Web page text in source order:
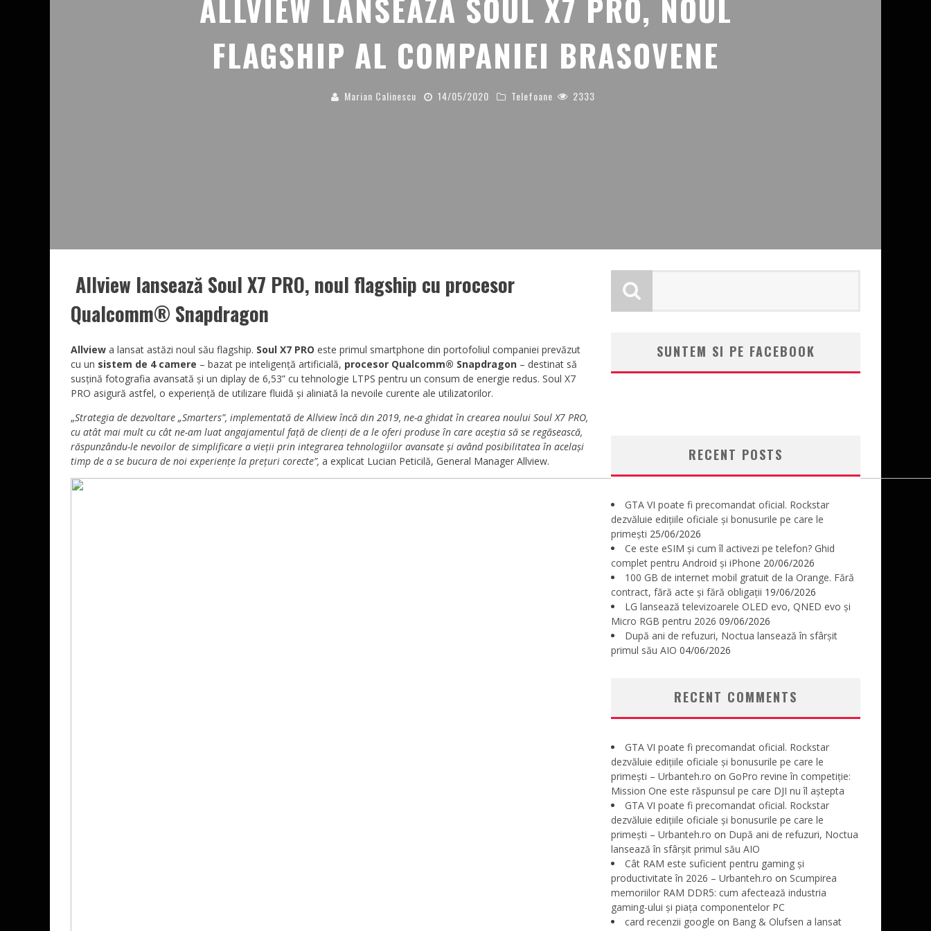
ALLVIEW LANSEAZĂ SOUL X7 PRO, NOUL
FLAGSHIP AL COMPANIEI BRASOVENE
Marian Calinescu 14/05/2020 Telefoane 2333
Allview lansează Soul X7 PRO, noul flagship cu procesor
Qualcomm® Snapdragon
Allview a lansat astăzi noul său flagship. Soul X7 PRO este primul smartphone din portofoliul companiei prevăzut
cu un sistem de 4 camere – bazat pe inteligență artificială, procesor Qualcomm® Snapdragon – destinat să
susțină fotografia avansată și un diplay de 6,53” cu tehnologie LTPS pentru un consum de energie redus. Soul X7
PRO asigură astfel, o experiență de utilizare fluidă și aliniată la nevoile curente ale utilizatorilor.
„Strategia de dezvoltare „Smarters”, implementată de Allview încă din 2019, ne-a ghidat în crearea noului Soul X7 PRO,
cu atât mai mult cu cât ne-am luat angajamentul față de clienți de a le oferi produse în care aceștia să se regăsească,
răspunzându-le nevoilor de simplificare a vieții prin integrarea tehnologiilor avansate și având posibilitatea în același
timp de a se bucura de noi experiențe la prețuri corecte”, a explicat Lucian Peticilă, General Manager Allview.
SUNTEM SI PE FACEBOOK
RECENT POSTS
GTA VI poate fi precomandat oficial. Rockstar
dezvăluie edițiile oficiale și bonusurile pe care le
primești 25/06/2026
Ce este eSIM și cum îl activezi pe telefon? Ghid
complet pentru Android și iPhone 20/06/2026
100 GB de internet mobil gratuit de la Orange. Fără
contract, fără acte și fără obligații 19/06/2026
LG lansează televizoarele OLED evo, QNED evo și
Micro RGB pentru 2026 09/06/2026
După ani de refuzuri, Noctua lansează în sfârșit
primul său AIO 04/06/2026
RECENT COMMENTS
GTA VI poate fi precomandat oficial. Rockstar
dezvăluie edițiile oficiale și bonusurile pe care le
primești – Urbanteh.ro on GoPro revine în competiție:
Mission One este răspunsul pe care DJI nu îl aștepta
GTA VI poate fi precomandat oficial. Rockstar
dezvăluie edițiile oficiale și bonusurile pe care le
primești – Urbanteh.ro on După ani de refuzuri, Noctua
lansează în sfârșit primul său AIO
Cât RAM este suficient pentru gaming și
productivitate în 2026 – Urbanteh.ro on Scumpirea
memoriilor RAM DDR5: cum afectează industria
gaming-ului și piața componentelor PC
card recenzii google on Bang & Olufsen a lansat